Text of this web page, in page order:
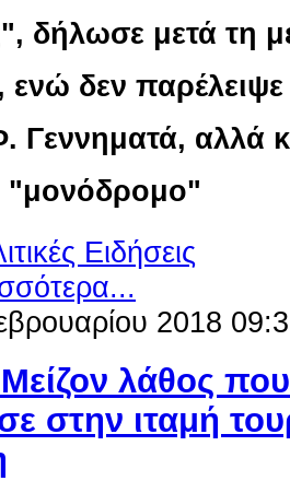
δήλωσε μετά τη
ενώ δεν
Γεννηματά, αλλά
"μονόδρομο"
Ειδήσεις
2018
λάθος
στην ιταμή